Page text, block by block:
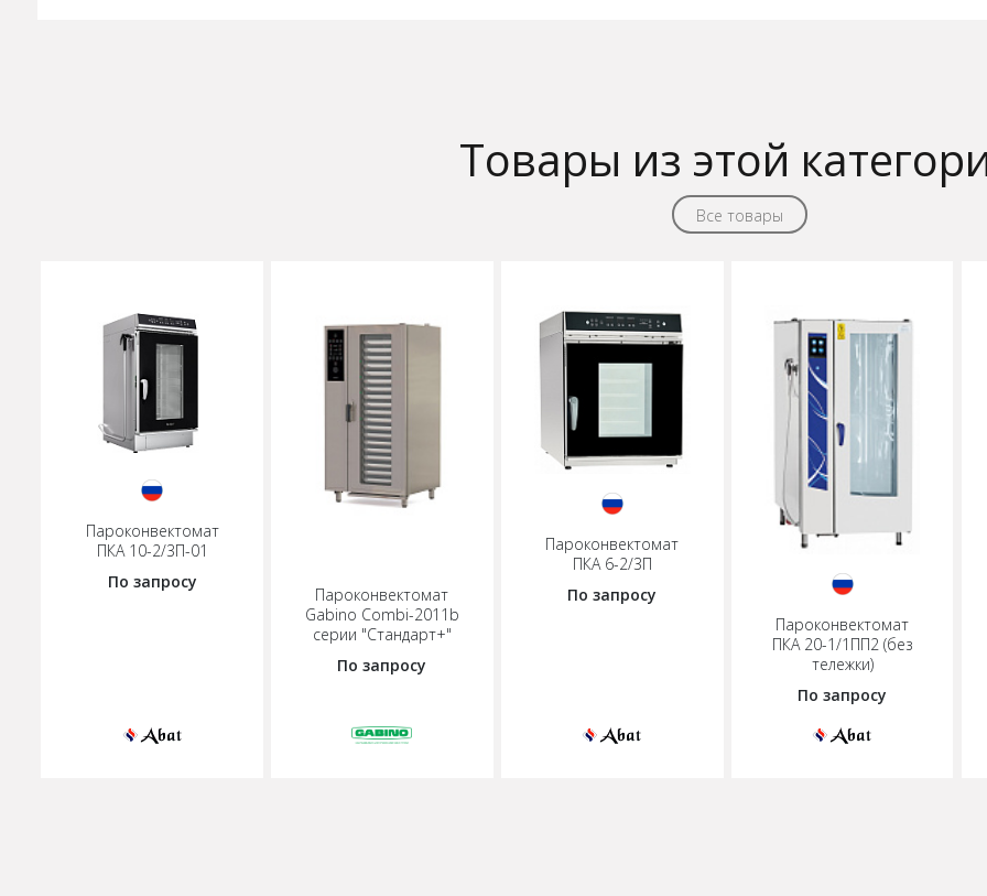
Товары из этой
Все товары
Пароконвектомат
ПКА 10-2/3П-01
По запросу
Пароконвектомат
Gabino Combi-2011b
серии "Стандарт+"
По запросу
Пароконвектомат
ПКА 6-2/3П
По запросу
Пароконвектомат
ПКА 20-1/1ПП2 (без
тележки)
По запросу